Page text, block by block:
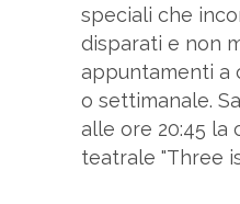
speciali che
disparati e non
appuntamenti a
o settimanale.
alle ore 20:45 la
teatrale "Three